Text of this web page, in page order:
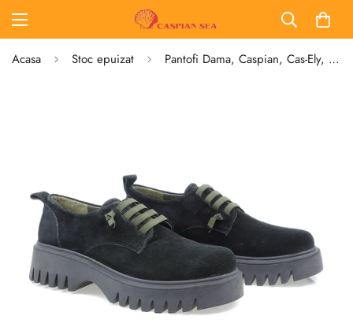
Acasa Stoc epuizat Pantofi Dama, Caspian, Cas-Ely, Casual, Piele Intoarsa , Negru